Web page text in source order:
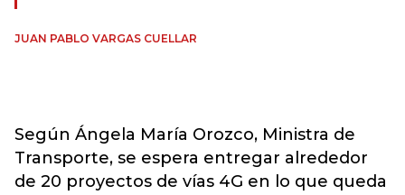
JUAN PABLO VARGAS CUELLAR
Según Ángela María Orozco, Ministra de
Transporte, se espera entregar alrededor
de 20 proyectos de vías 4G en lo que queda